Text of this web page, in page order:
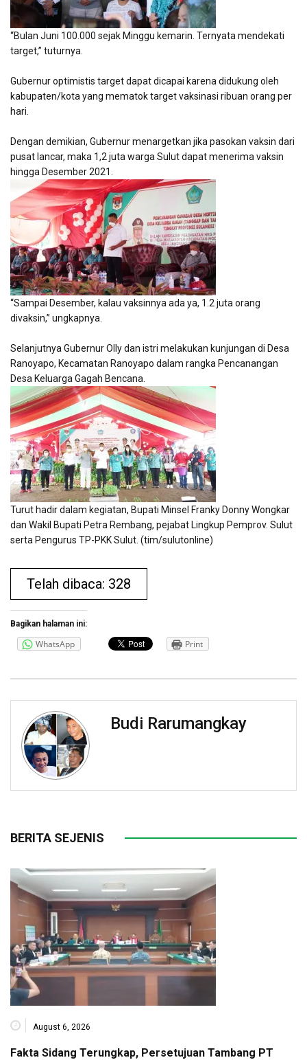
“Bulan Juni 100.000 sejak Minggu kemarin. Ternyata mendekati
target,” tuturnya.
Gubernur optimistis target dapat dicapai karena didukung oleh
kabupaten/kota yang mematok target vaksinasi ribuan orang per
hari.
Dengan demikian, Gubernur menargetkan jika pasokan vaksin dari
pusat lancar, maka 1,2 juta warga Sulut dapat menerima vaksin
hingga Desember 2021.
“Sampai Desember, kalau vaksinnya ada ya, 1.2 juta orang
divaksin,” ungkapnya.
Selanjutnya Gubernur Olly dan istri melakukan kunjungan di Desa
Ranoyapo, Kecamatan Ranoyapo dalam rangka Pencanangan
Desa Keluarga Gagah Bencana.
Turut hadir dalam kegiatan, Bupati Minsel Franky Donny Wongkar
dan Wakil Bupati Petra Rembang, pejabat Lingkup Pemprov. Sulut
serta Pengurus TP-PKK Sulut. (tim/sulutonline)
Telah dibaca: 328
Bagikan halaman ini:
WhatsApp Print
Budi Rarumangkay
BERITA SEJENIS
August 6, 2026
Fakta Sidang Terungkap, Persetujuan Tambang PT